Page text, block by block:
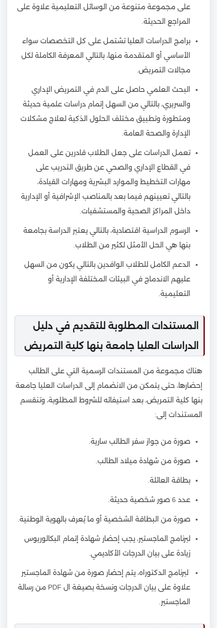
على مجموعة متنوعة من الوسائل التعليمية علاوة على
المراجع الحديثة.
برامج الدراسات العليا تشتمل على كل التخصصات سواء
الأساسي أو المتقدمة منها، بالتالي المعرفة الكاملة لكل
مجالات التمريض.
البحث العلمي حاصل على الدم في التمريض الإداري
والسريري، بالتالي من السهل إتمام دراسات علمية حديثة
ومتطورة وتطبيق مختلف الحلول الذكية لعلاج مشكلات
الإدارة والصحة العامة.
تعمل الدراسات على جعل الطلاب قادرين على العمل
في القطاع الإداري والصحي عن طريق التدريب على
مهارات التخطيط والموارد البشرية ومهارات القيادة،
بالتالي تعيينهم فيما بعد بالمناصب الإشرافية أو الإدارية
داخل المراكز الصحية والمستشفيات.
الرسوم الدراسية اقتصادية، بالتالي يعتبر الدراسة بجامعة
بنها هي الحل الأمثل لكثير من الطلاب.
الدعم الكامل للطلاب الوافدين بالتالي يكون من السهل
عليهم الاندماج في البيئات المختلفة الإدارية أو
التعليمية.
المستندات المطلوبة للتقديم في دليل
الدراسات العليا جامعة بنها كلية التمريض
هناك مجموعة من المستندات الرسمية التي على الطالب
إحضارها، حتى يتمكن من الانضمام إلى الدراسات العليا جامعة
بنها كلية التمريض، بعد استيفائه للشروط المطلوبة، وتنقسم
المستندات إلى:
صورة من جواز سفر الطالب سارية.
صورة من شهادة ميلاد الطالب.
بطاقة العائلة.
عدد 6 صور شخصية حديثة.
صورة من البطاقة الشخصية أو ما يُعرف بالهوية الوطنية.
لبرنامج الماجستير، يجب إحضار شهادة إتمام البكالوريوس
زيادة على بيان الدرجات الأكاديمي.
لبرنامج الدكتوراه، يتم إحضار صورة من شهادة الماجستير
علاوة على بيان الدرجات ونسخة بصيغة ال PDF من رسالة
الماجستير.